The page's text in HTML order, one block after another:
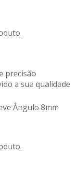
precisão
a sua qualidade
Ângulo 8mm